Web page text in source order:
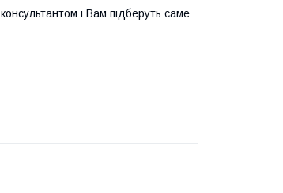
і Вам підберуть саме